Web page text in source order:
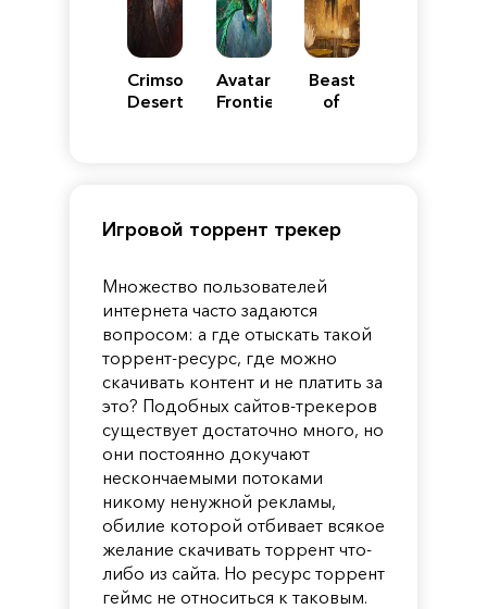
Crimson
Desert
Avatar:
Frontiers
Beast
of
Игровой торрент трекер
Множество пользователей
интернета часто задаются
вопросом: а где отыскать такой
торрент-ресурс, где можно
скачивать контент и не платить за
это? Подобных сайтов-трекеров
существует достаточно много, но
они постоянно докучают
нескончаемыми потоками
никому ненужной рекламы,
обилие которой отбивает всякое
желание скачивать торрент что-
либо из сайта. Но ресурс торрент
геймс не относиться к таковым.